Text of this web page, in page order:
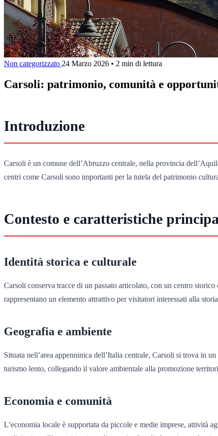
Non categorizzato 24 Marzo 2026 • 2 min di lettura
Carsoli: patrimonio, comunità e
Introduzione
Carsoli è un comune dell’Abruzzo centrale, nella provincia
centri come Carsoli sono importanti per la tutela del patrimonio
Contesto e caratteristiche
Identità storica e culturale
Carsoli conserva tracce di un passato articolato, con un centro
rappresentano un elemento attrattivo per visitatori interessati alla
Geografia e ambiente
Situata nell’area appenninica dell’Italia centrale, Carsoli si trova in
turismo lento, collegando il valore ambientale alla promozione
Economia e comunità
L’economia locale è supportata da piccole e medie imprese, attività